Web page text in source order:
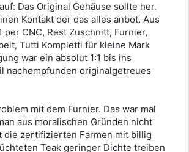
Das Original Gehäuse sollte her.
Kontakt der das alles anbot. Aus
per CNC, Rest Zuschnitt, Furnier,
Tutti Kompletti für kleine Mark
war ein absolut 1:1 bis ins
nachempfunden originalgetreues
mit dem Furnier. Das war mal
aus moralischen Gründen nicht
die zertifizierten Farmen mit billig
Teak geringer Dichte treiben